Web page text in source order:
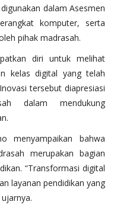
dalam Asesmen
komputer, serta
pihak madrasah.
diri untuk melihat
kelas digital yang telah
tersebut diapresiasi
dalam mendukung
menyampaikan bahwa
merupakan bagian
“Transformasi digital
layanan pendidikan yang